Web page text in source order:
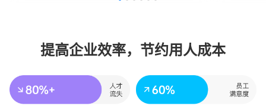
提高企业效率，节约用人成本